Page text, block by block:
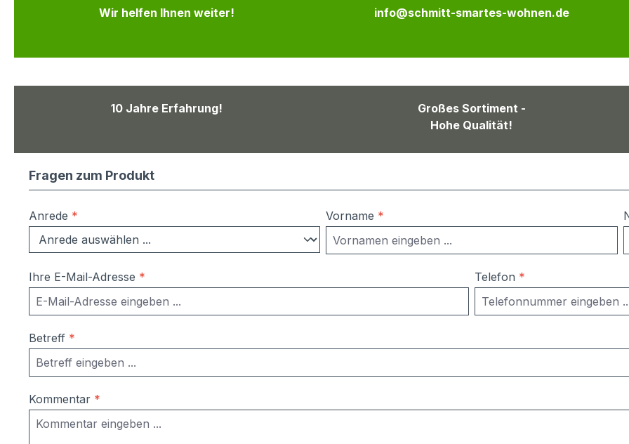
Wir helfen Ihnen weiter! info@schmitt-smartes-wohnen.de
10 Jahre Erfahrung!
Großes Sortiment -
Hohe Qualität!
Fragen zum Produkt
Anrede * Vorname *
Ihre E-Mail-Adresse * Telefon *
Betreff *
Kommentar *